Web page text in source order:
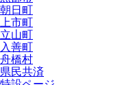
朝日町
上市町
立山町
入善町
舟橋村
県民共済